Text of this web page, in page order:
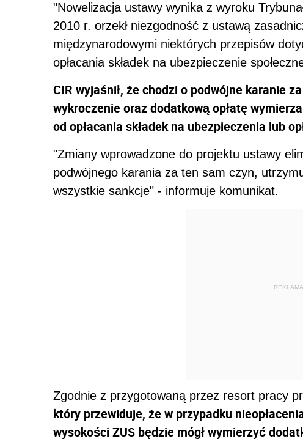
"Nowelizacja ustawy wynika z wyroku
2010 r. orzekł niezgodność z ustawą
międzynarodowymi niektórych przepisów
opłacania składek na ubezpieczenie
CIR wyjaśnił, że chodzi o podwójne karanie
wykroczenie oraz dodatkową opłatę
od opłacania składek na ubezpieczenia lub
"Zmiany wprowadzone do projektu ustawy
podwójnego karania za ten sam czyn,
wszystkie sankcje" - informuje komunikat.
REKLAMA
Zgodnie z przygotowaną przez resort pracy
który przewiduje, że w przypadku
wysokości ZUS będzie mógł wymierzyć